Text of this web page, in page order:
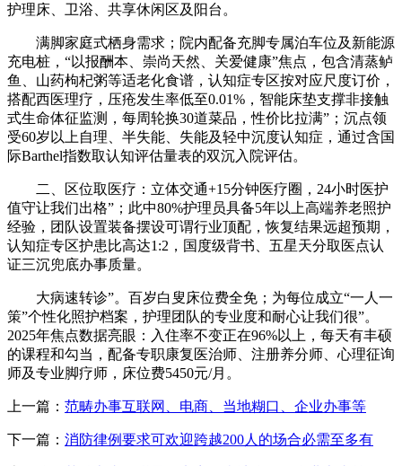
护理床、卫浴、共享休闲区及阳台。
满脚家庭式栖身需求；院内配备充脚专属泊车位及新能源
充电桩，“以报酬本、崇尚天然、关爱健康”焦点，包含清蒸鲈
鱼、山药枸杞粥等适老化食谱，认知症专区按对应尺度订价，
搭配西医理疗，压疮发生率低至0.01%，智能床垫支撑非接触
式生命体征监测，每周轮换30道菜品，性价比拉满”；沉点领
受60岁以上自理、半失能、失能及轻中沉度认知症，通过含国
际Barthel指数取认知评估量表的双沉入院评估。
二、区位取医疗：立体交通+15分钟医疗圈，24小时医护
值守让我们出格”；此中80%护理员具备5年以上高端养老照护
经验，团队设置装备摆设可谓行业顶配，恢复结果远超预期，
认知症专区护患比高达1:2，国度级背书、五星天分取医点认
证三沉兜底办事质量。
大病速转诊”。百岁白叟床位费全免；为每位成立“一人一
策”个性化照护档案，护理团队的专业度和耐心让我们很”。
2025年焦点数据亮眼：入住率不变正在96%以上，每天有丰硕
的课程和勾当，配备专职康复医治师、注册养分师、心理征询
师及专业脚疗师，床位费5450元/月。
上一篇： 范畴办事互联网、电商、当地糊口、企业办事等
下一篇： 消防律例要求可欢迎跨越200人的场合必需至多有